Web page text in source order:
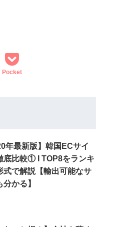
Pocket
年最新版】韓国ECサイ
底比較① Ι TOP8をランキ
式で解説【輸出可能なサ
分かる】